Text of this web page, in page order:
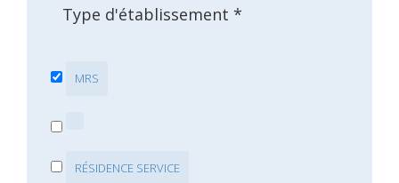
Type d'établissement *
MRS
RÉSIDENCE SERVICE